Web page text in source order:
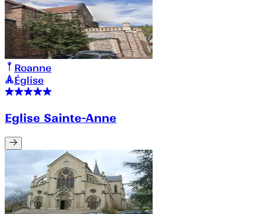
Roanne
Église
Eglise Sainte-Anne